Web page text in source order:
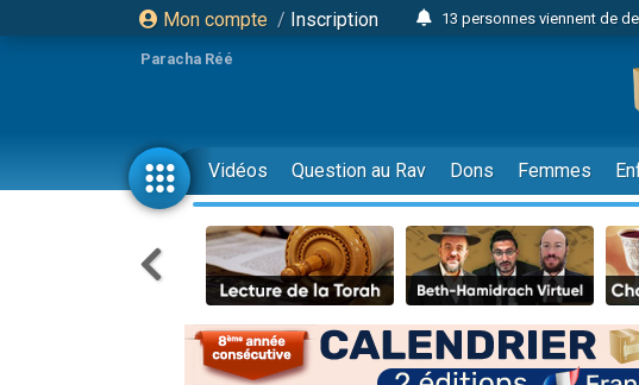
Mon compte / Inscription
13 personnes viennent de
12 nouvelles musiques
30 personnes viennent
3 personnes viennent de
2 personnes viennent de
3 personnes viennent de
2 nouvelles musiques
8 personnes viennent
4 personnes viennent
Nouvelle émission radio :
Paracha Réé
Vidéos Question au Rav Dons Femmes